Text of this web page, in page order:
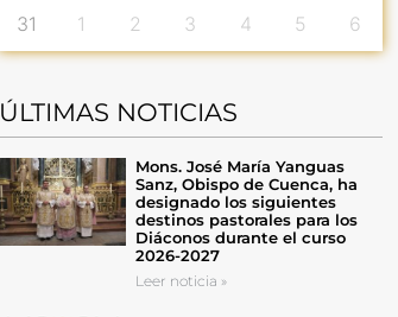
31 1 2 3 4 5 6
ÚLTIMAS NOTICIAS
Mons. José María Yanguas
Sanz, Obispo de Cuenca, ha
designado los siguientes
destinos pastorales para los
Diáconos durante el curso
2026-2027
Leer noticia »